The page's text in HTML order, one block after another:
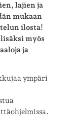
lajien ja
mukaan
ilosta!
myös
ja
ympäri